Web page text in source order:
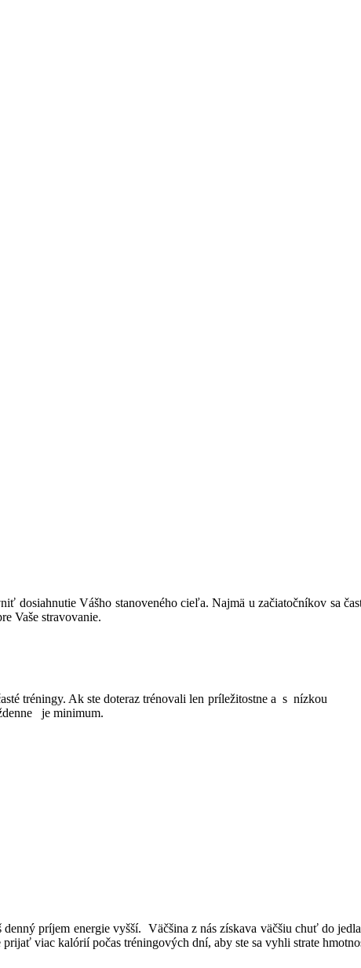
dosiahnutie Vášho stanoveného cieľa. Najmä u začiatočníkov sa
Vaše stravovanie.
tréningy. Ak ste doteraz trénovali len príležitostne a s nízkou
je minimum.
príjem energie vyšší. Väčšina z nás získava väčšiu chuť do
viac kalórií počas tréningových dní, aby ste sa vyhli strate